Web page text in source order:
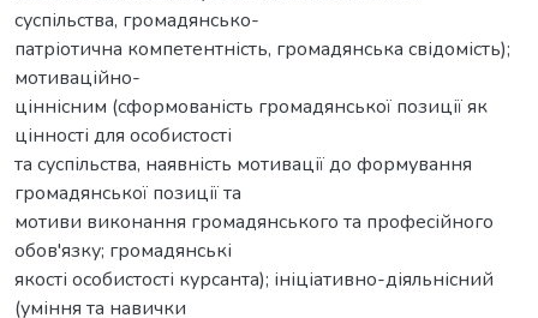
суспільства, громадянсько-
патріотична компетентність, громадянська свідомість);
мотиваційно-
ціннісним (сформованість громадянської позиції як
цінності для особистості
та суспільства, наявність мотивації до формування
громадянської позиції та
мотиви виконання громадянського та професійного
обов'язку; громадянські
якості особистості курсанта); ініціативно-діяльнісний
(уміння та навички